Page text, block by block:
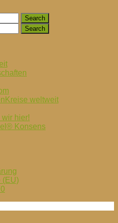
weltweit
wir hier!
Konsens
(EU)